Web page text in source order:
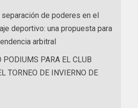
separación de poderes en el
deportivo: una propuesta para
arbitral
PODIUMS PARA EL CLUB
TORNEO DE INVIERNO DE